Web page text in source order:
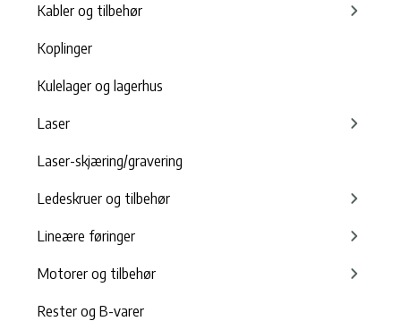
Kabler og tilbehør
Koplinger
Kulelager og lagerhus
Laser
Laser-skjæring/gravering
Ledeskruer og tilbehør
Lineære føringer
Motorer og tilbehør
Rester og B-varer